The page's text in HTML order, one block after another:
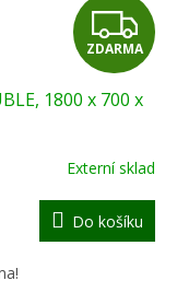
Z
D
A
R
M
A
ZDARMA
1800 x 700 x
Externí sklad
Do košíku